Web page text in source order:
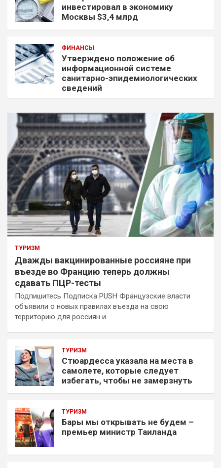
инвестировал в экономику
Москвы $3,4 млрд
ФИНАНСЫ
Утверждено положение об
информационной системе
санитарно-эпидемиологических
сведений
ТУРИЗМ
Дважды вакцинированные россияне при
въезде во Францию теперь должны
сдавать ПЦР-тесты
Подпишитесь Подписка PUSH Французские власти
объявили о новых правилах въезда на свою
территорию для россиян и
ТУРИЗМ
Стюардесса указала на места в
самолете, которые следует
избегать, чтобы не замерзнуть
ТУРИЗМ
Бары мы открывать не будем –
премьер министр Таиланда